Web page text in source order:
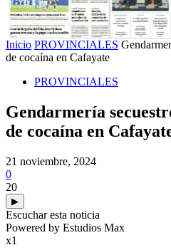
Inicio PROVINCIALES
de cocaína en Cafayate
PROVINCIALES
Gendarmería
de cocaína en
21 noviembre, 2024
0
20
▶
Escuchar esta noticia
Powered by Estudios Max
x1